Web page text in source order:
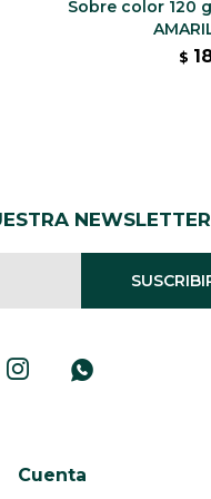
Sobre color 120
$
NEWSLETTER
 
Cuenta